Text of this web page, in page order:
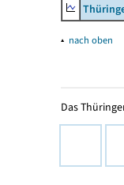
▴ nach oben
Das